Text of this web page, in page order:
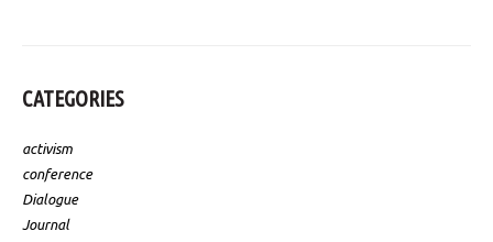
CATEGORIES
activism
conference
Dialogue
Journal